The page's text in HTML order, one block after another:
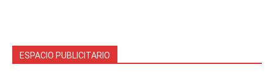
ESPACIO PUBLICITARIO